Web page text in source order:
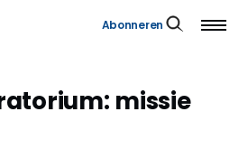
Abonneren
missie